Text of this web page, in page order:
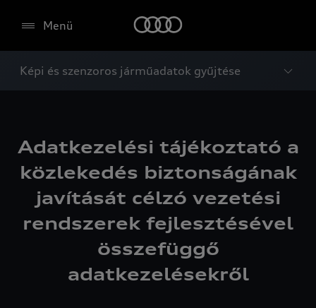
Menü
Képi és szenzoros járműadatok gyűjtése
Adatkezelési tájékoztató a
közlekedés biztonságának
javítását célzó vezetési
rendszerek fejlesztésével
összefüggő
adatkezelésekről